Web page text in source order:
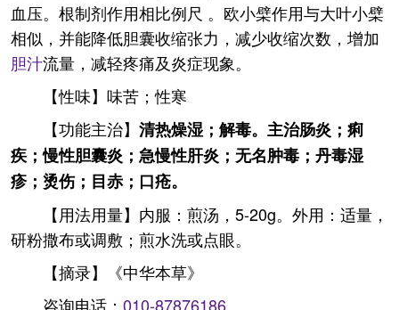
血压。根制剂作用相比例尺 。欧小檗作用与大叶小檗
相似，并能降低胆囊收缩张力，减少收缩次数，增加
胆汁流量，减轻疼痛及炎症现象。
【性味】味苦；性寒
【功能主治】 清热燥湿；解毒。主治肠炎；痢
疾；慢性胆囊炎；急慢性肝炎；无名肿毒；丹毒湿
疹；烫伤；目赤；口疮。
【用法用量】内服：煎汤，5-20g。外用：适量，
研粉撒布或调敷；煎水洗或点眼。
【摘录】《中华本草》
咨询电话： 010-87876186